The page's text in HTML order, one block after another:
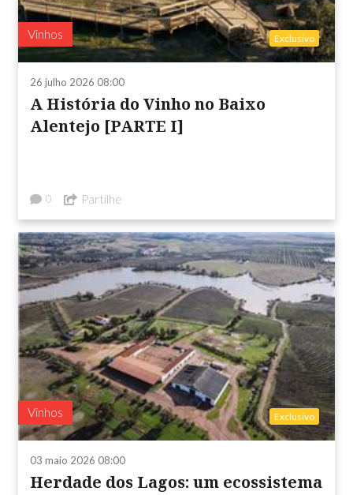
Vinhos Exclusivo
26 julho 2026 08:00
A História do Vinho no Baixo
Alentejo [PARTE I]
0 Partilhe
Vinhos Exclusivo
03 maio 2026 08:00
Herdade dos Lagos: um ecossistema